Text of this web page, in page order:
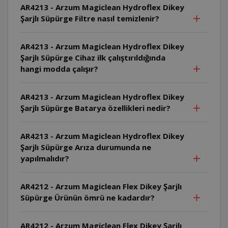
AR4213 - Arzum Magiclean Hydroflex Dikey
Şarjlı Süpürge Filtre nasıl temizlenir?
AR4213 - Arzum Magiclean Hydroflex Dikey
Şarjlı Süpürge Cihaz ilk çalıştırıldığında
hangi modda çalışır?
AR4213 - Arzum Magiclean Hydroflex Dikey
Şarjlı Süpürge Batarya özellikleri nedir?
AR4213 - Arzum Magiclean Hydroflex Dikey
Şarjlı Süpürge Arıza durumunda ne
yapılmalıdır?
AR4212 - Arzum Magiclean Flex Dikey Şarjlı
Süpürge Ürünün ömrü ne kadardır?
AR4212 - Arzum Magiclean Flex Dikey Şarjlı